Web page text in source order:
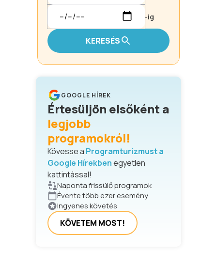
-ig
KERESÉS
GOOGLE HÍREK
Értesüljön elsőként a
legjobb
programokról!
Kövesse a Programturizmust a
Google Hírekbenegyetlen
kattintással!
Naponta frissülő programok
Évente több ezer esemény
Ingyenes követés
KÖVETEM MOST!